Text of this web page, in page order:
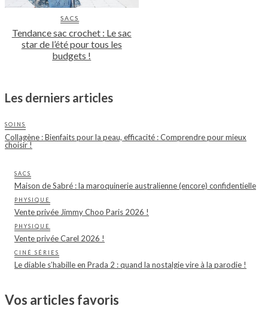
SACS
Tendance sac crochet : Le sac
star de l’été pour tous les
budgets !
Les derniers articles
SOINS
Collagène : Bienfaits pour la peau, efficacité : Comprendre pour mieux
choisir !
SACS
Maison de Sabré : la maroquinerie australienne (encore) confidentielle
PHYSIQUE
Vente privée Jimmy Choo Paris 2026 !
PHYSIQUE
Vente privée Carel 2026 !
CINÉ SÉRIES
Le diable s’habille en Prada 2 : quand la nostalgie vire à la parodie !
Vos articles favoris